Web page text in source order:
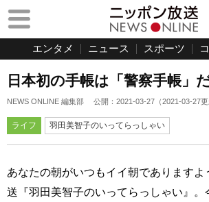
エンタメ ニュース スポーツ
日本初の手帳は「警察手帳」
NEWS ONLINE 編集部 公開： 2021-03-27 （2021-03-27更
ライフ 羽田美智子のいってらっしゃい
あなたの朝がいつもイイ朝でありますよ
送『羽田美智子のいってらっしゃい』。